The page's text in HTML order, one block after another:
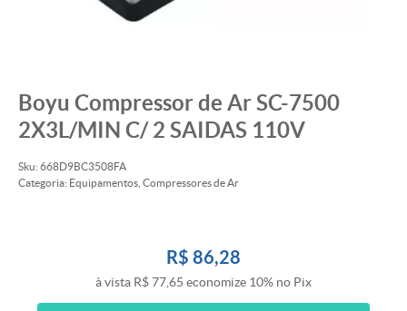
Boyu Compressor de Ar SC-7500
2X3L/MIN C/ 2 SAIDAS 110V
Sku: 668D9BC3508FA
Categoria: Equipamentos Compressores de Ar
R$ 86,28
à vista R$ 77,65 economize 10% no Pix